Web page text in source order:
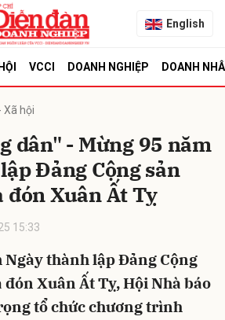
English
VCCI DOANH NGHIỆP DOANH
Xã hội
dân" - Mừng 95 năm
Đảng Cộng sản
đón Xuân Ất Tỵ
15:33
Ngày thành lập Đảng Cộng
Xuân Ất Tỵ, Hội Nhà báo
tổ chức chương trình
Hủy